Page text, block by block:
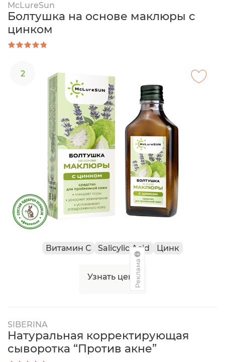
McLureSun
Болтушка на основе маклюры с
цинком
2
Витамин С Salicylic Acid Цинк
Узнать ценуРеклама
SIBERINA
Натуральная корректирующая
сыворотка “Против акне”